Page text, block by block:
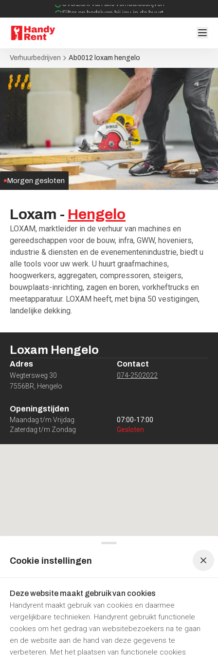
Filter op bedrijven bij jou in de buurt
Geen tussenpartijen bij verhuurovereenkomst
Verhuurbedrijven Ab0012 loxam hengelo
Loxam - Hengelo
LOXAM, marktleider in de verhuur van machines en
gereedschappen voor de bouw, infra, GWW, hoveniers,
industrie & diensten en de evenementenindustrie, biedt u
alle tools voor uw werk. U huurt graafmachines,
hoogwerkers, aggregaten, compressoren, steigers,
bouwplaats-inrichting, zagen en boren, vorkheftrucks en
meetapparatuur. LOXAM heeft, met bijna 50 vestigingen,
landelijke dekking.
Morgen gesloten
Loxam Hengelo
Adres
Wegtersweg 30
7556BR Hengelo
Contact
074-2502022
Openingstijden
Maandag t/m Vrijdag 07:00-17:00
Zaterdag t/m Zondag
Gesloten
Cookie instellingen
Deze website maakt gebruik van cookies
Handyrent maakt gebruik van cookies en daarmee
vergelijkbare technieken. Handyrent gebruikt functionele
cookies om het gedrag van websitebezoekers na te gaan
en de website aan de hand van deze gegevens te
verbeteren. Met het plaatsen van functionele cookies